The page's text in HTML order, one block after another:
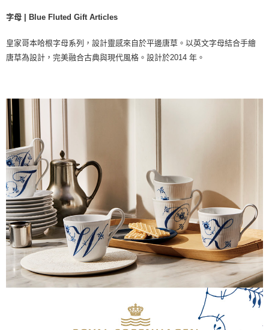
字母 | Blue Fluted Gift Articles
皇家哥本哈根字母系列，設計靈感來自於平邊唐草。以英文字母結合手繪
唐草為設計，完美融合古典與現代風格。設計於2014 年。